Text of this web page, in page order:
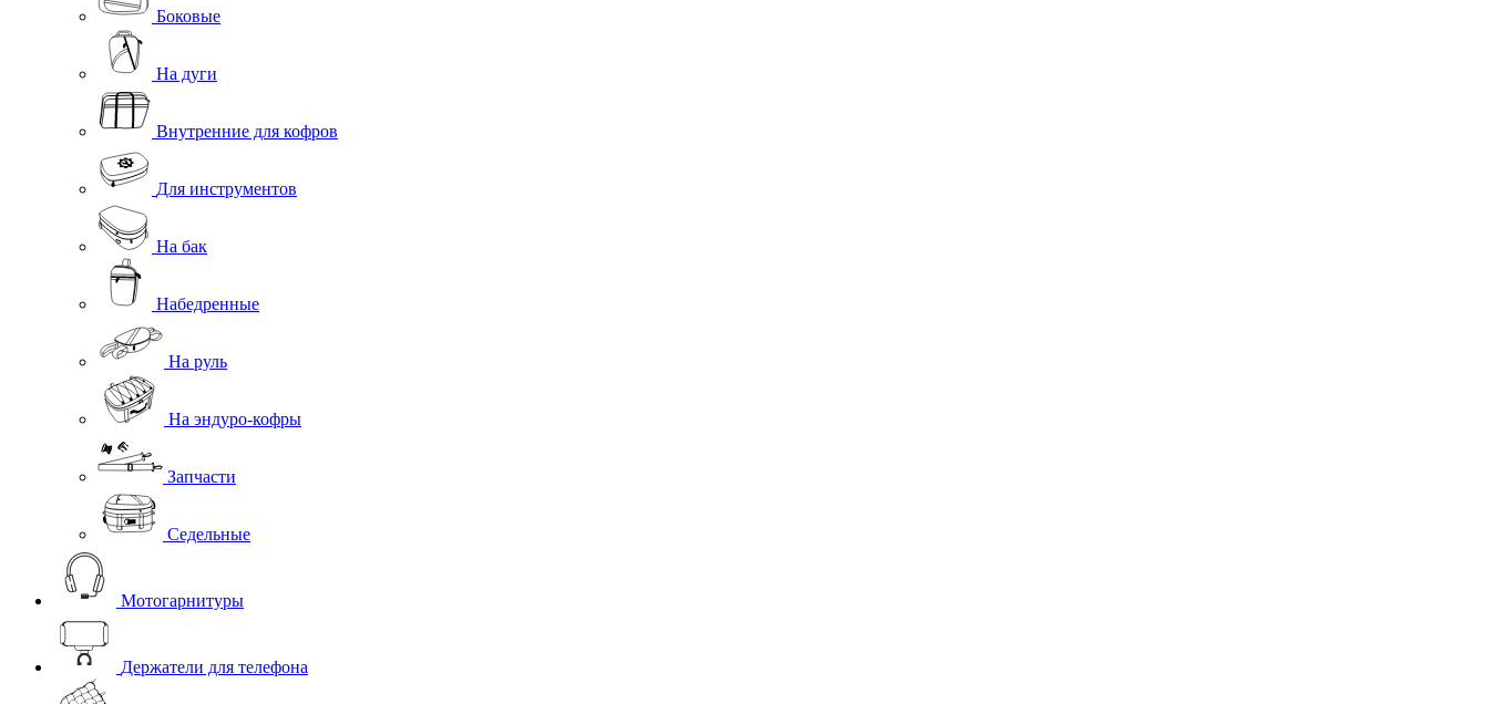
Боковые
На дуги
Внутренние для кофров
Для инструментов
На бак
Набедренные
На руль
На эндуро-кофры
Запчасти
Седельные
Мотогарнитуры
Держатели для телефона